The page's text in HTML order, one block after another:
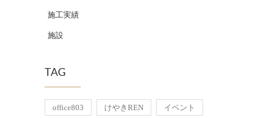
施工実績
施設
TAG
office803 けやきREN イベント